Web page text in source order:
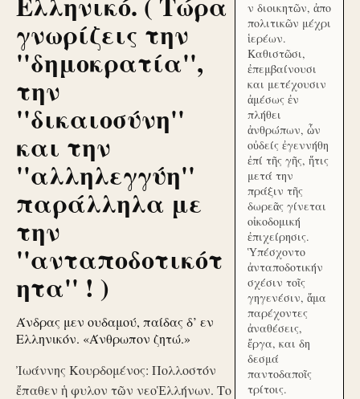
γνωρίζεις την
''δημοκρατία'',
την
''δικαιοσύνη''
και την
''αλληλεγγύη''
παράλληλα με
την
''ανταποδοτικότ
ητα'' ! )
Άνδρας μεν ουδαμού, παίδας δ’ εν
Ελληνικόν. «Άνθρωπον ζητώ.»
Ἰωάννης Κουρδομένος: Πολλοστόν
ἔπαθεν ἡ φυλον τῶν νεοἙλλήνων. Το
ν διοικητῶν, ἀπο
πολιτικῶν μέχρι
ἱερέων.
Καθιστῶσι,
ἐπεμβαίνουσι
και μετέχουσιν
ἀμέσως ἐν
πλήθει
ἀνθρώπων, ὧν
οὐδείς ἐγεννήθη
ἐπί τῆς γῆς, ἥτις
μετά την
πράξιν τῆς
δωρεᾶς γίνεται
οἰκοδομική
ἐπιχείρησις.
Ὑπέσχοντο
ἀνταποδοτικήν
σχέσιν τοῖς
γηγενέσιν, ἅμα
παρέχοντες
ἀναθέσεις,
ἔργα, και δη
δεσμά
παντοδαποῖς
τρίτοις.